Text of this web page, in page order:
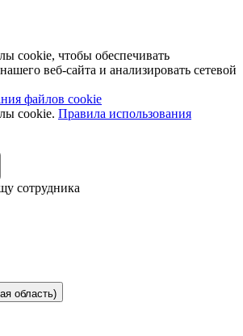
cookie, чтобы обеспечивать
веб-сайта и анализировать сетевой
файлов cookie
cookie. Правила использования
сотрудника
область)